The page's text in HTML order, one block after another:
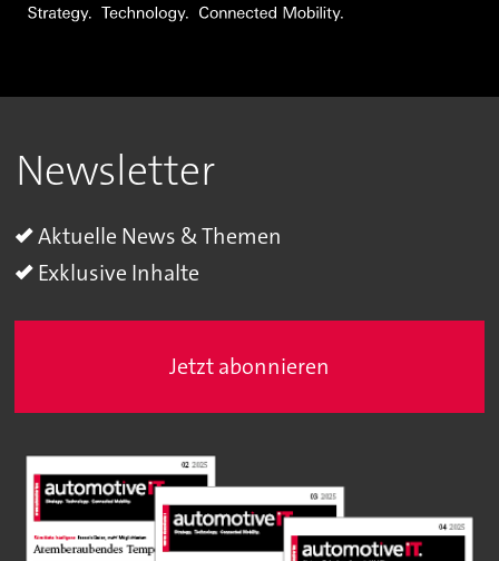
Newsletter
Aktuelle News & Themen
Exklusive Inhalte
Jetzt abonnieren